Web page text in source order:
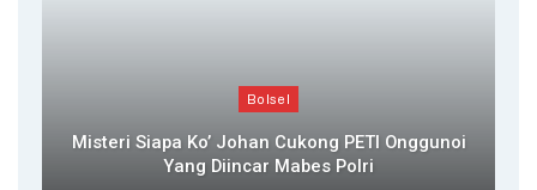
Bolsel
Misteri Siapa Ko’ Johan Cukong PETI Onggunoi
Yang Diincar Mabes Polri